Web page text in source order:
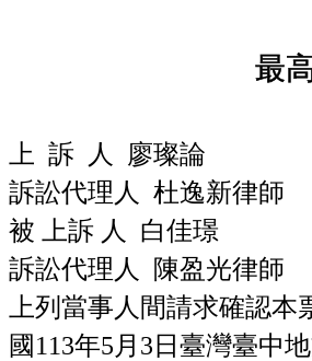
最
上 訴 人 廖
訴訟代理人 杜逸新律師
被 上訴 人
訴訟代理人 陳盈光律師
上列當事人間請求確認
國113年5月3日臺灣臺中